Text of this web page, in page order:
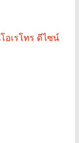
อเรโทร ดีไซน์